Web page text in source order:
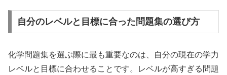
自分のレベルと目標に合った問題集の選び方
化学問題集を選ぶ際に最も重要なのは、自分の現在の学力
レベルと目標に合わせることです。レベルが高すぎる問題